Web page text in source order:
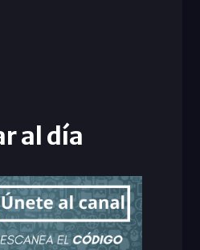
al día